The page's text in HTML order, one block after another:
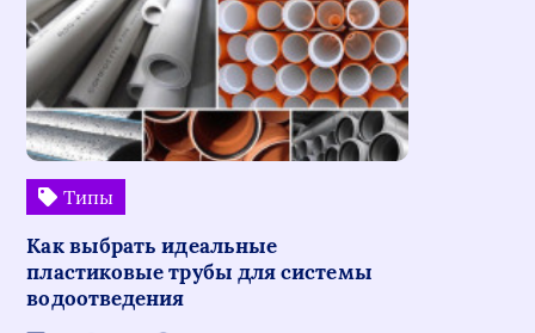
Типы
Как выбрать идеальные
пластиковые трубы для системы
водоотведения